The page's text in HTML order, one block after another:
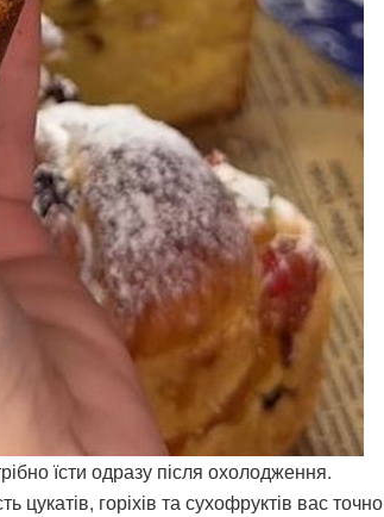
їсти одразу після охолодження.
цукатів, горіхів та сухофруктів вас точно